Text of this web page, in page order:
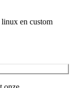
linux en custom